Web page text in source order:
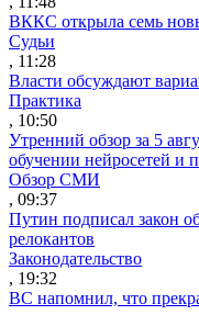
ВККС открыла семь
Судьи
, 11:28
Власти обсуждают
Практика
, 10:50
Утренний обзор за 5
обучении нейросетей и
Обзор СМИ
, 09:37
Путин подписал закон
релокантов
Законодательство
, 19:32
ВС напомнил, что